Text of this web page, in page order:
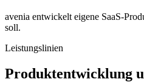
avenia entwickelt eigene SaaS-
soll.
Leistungslinien
Produktentwicklung